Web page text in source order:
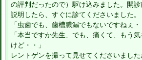
の評判だったので）駆け込みました。開
説明したら、すぐに診てくださいました。
「虫歯でも、歯槽膿漏でもないですねぇ・
「本当ですか先生、でも、痛くて、もう
けど・・」
レントゲンを撮って見せてくださいまし